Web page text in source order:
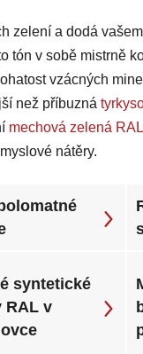
zelení a dodá
tón v sobě mistrně
vzácných
než příbuzná
mechová zelená
nátěry.
syntetické
RAL v